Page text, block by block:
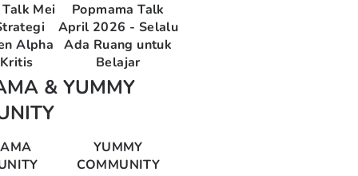
Mei
Alpha
Popmama Talk
April 2026 - Selalu
Ada Ruang untuk
Belajar
& YUMMY
YUMMY
COMMUNITY